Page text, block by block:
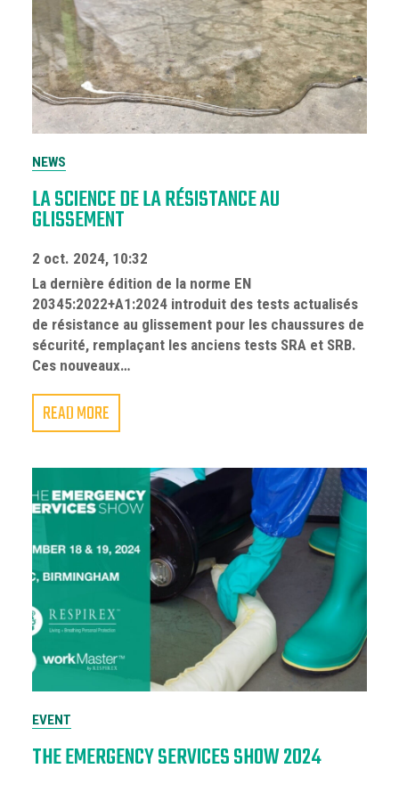
NEWS
LA SCIENCE DE LA RÉSISTANCE AU
GLISSEMENT
2 oct. 2024, 10:32
La dernière édition de la norme EN
20345:2022+A1:2024 introduit des tests actualisés
de résistance au glissement pour les chaussures de
sécurité, remplaçant les anciens tests SRA et SRB.
Ces nouveaux…
READ MORE
EVENT
THE EMERGENCY SERVICES SHOW 2024